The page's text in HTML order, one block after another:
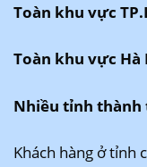
Toàn khu vực
Toàn khu vực Hà
Nhiều tỉnh thành
Khách hàng ở tỉnh